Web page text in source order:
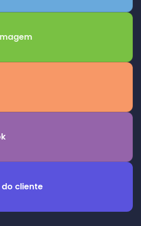
do cliente